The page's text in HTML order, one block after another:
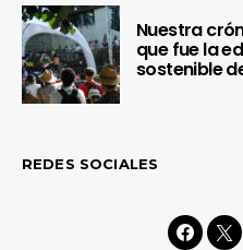
Nuestra
que fue la
sostenible
REDES SOCIALES